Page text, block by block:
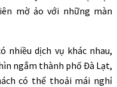
mờ ảo với những màn
nhiều dịch vụ khác nhau,
ngắm thành phố Đà Lạt,
có thể thoải mái nghỉ